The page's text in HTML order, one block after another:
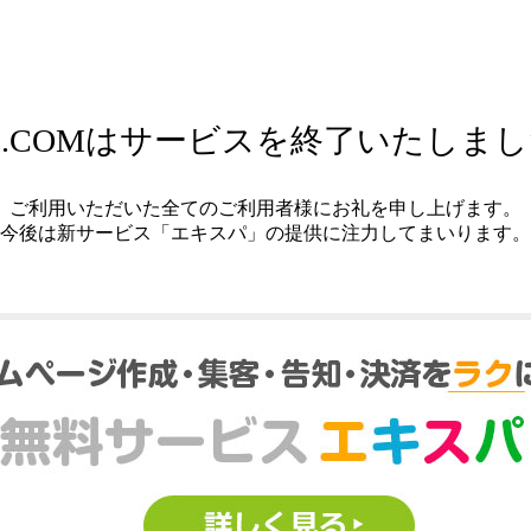
はサービスを終了いたしま
ご利用いただいた全てのご利用者様にお礼を申し上げます。
今後は新サービス「エキスパ」の提供に注力してまいります。